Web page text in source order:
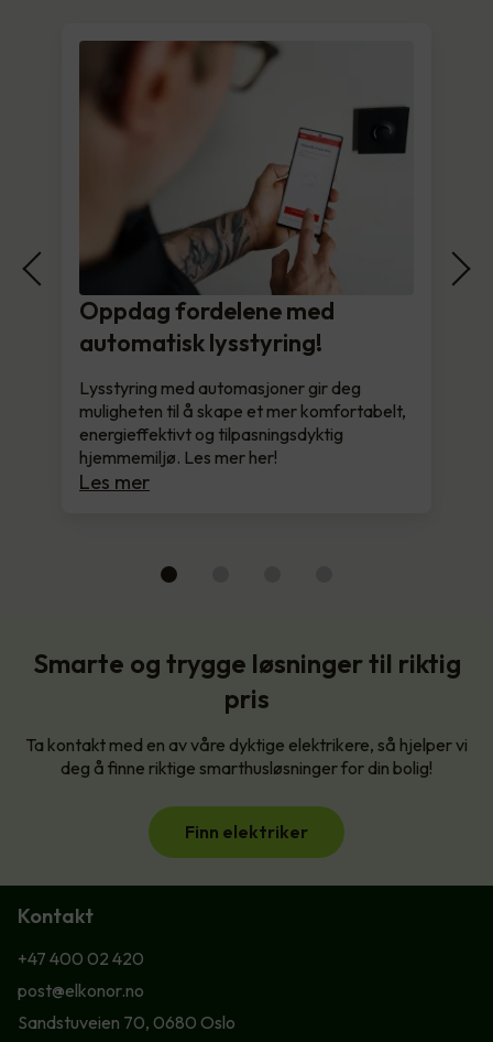
Oppdag fordelene med
automatisk lysstyring!
Lysstyring med automasjoner gir deg
muligheten til å skape et mer komfortabelt,
energieffektivt og tilpasningsdyktig
hjemmemiljø. Les mer her!
Les mer
Smarte og trygge løsninger til riktig
pris
Ta kontakt med en av våre dyktige elektrikere, så hjelper vi
deg å finne riktige smarthusløsninger for din bolig!
Finn elektriker
Kontakt
+47 400 02 420
post@elkonor.no
Sandstuveien 70, 0680 Oslo